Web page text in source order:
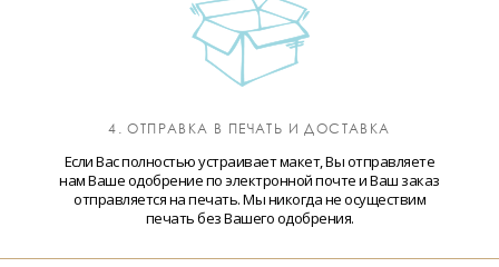
4. ОТПРАВКА В ПЕЧАТЬ И ДОСТАВКА
Если Вас полностью устраивает макет, Вы отправляете
нам Ваше одобрение по электронной почте и Ваш заказ
отправляется на печать. Мы никогда не осуществим
печать без Вашего одобрения.